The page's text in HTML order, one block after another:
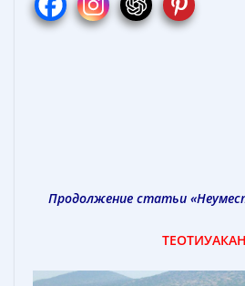
Продолжение статьи «
ТЕОТИУАКАН